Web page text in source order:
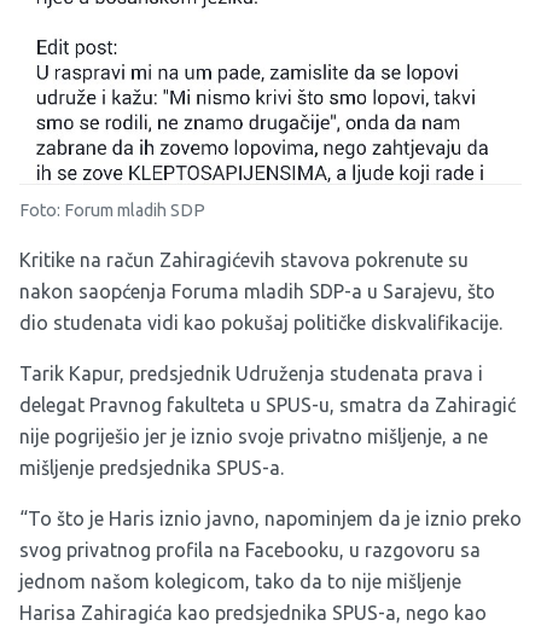
Foto: Forum mladih SDP
Kritike na račun Zahiragićevih stavova pokrenute su
nakon saopćenja Foruma mladih SDP-a u Sarajevu, što
dio studenata vidi kao pokušaj političke diskvalifikacije.
Tarik Kapur, predsjednik Udruženja studenata prava i
delegat Pravnog fakulteta u SPUS-u, smatra da Zahiragić
nije pogriješio jer je iznio svoje privatno mišljenje, a ne
mišljenje predsjednika SPUS-a.
“To što je Haris iznio javno, napominjem da je iznio preko
svog privatnog profila na Facebooku, u razgovoru sa
jednom našom kolegicom, tako da to nije mišljenje
Harisa Zahiragića kao predsjednika SPUS-a, nego kao